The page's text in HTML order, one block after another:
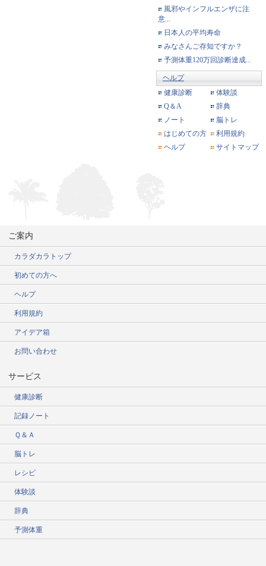
風邪やインフルエンザに注
意...
日本人の平均寿命
みなさんご存知ですか？
予測体重120万回診断達成...
ヘルプ
健康診断
体験談
Q＆A
辞典
ノート
脳トレ
はじめての方
利用規約
ヘルプ
サイトマップ
ご案内
カラダカラトップ
初めての方へ
ヘルプ
利用規約
アイデア箱
お問い合わせ
サービス
健康診断
記録ノート
Ｑ＆Ａ
脳トレ
レシピ
体験談
辞典
予測体重